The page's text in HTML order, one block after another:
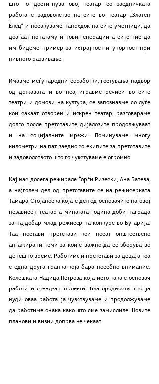
што го достигнува овој театар со заедничката
работа е задоволство на сите во театар „Златен
Елец“ и посакуваме напредок на сите уметници, да
доаѓаат понатаму и нови генерации а сите ние да
им бидеме пример за истрајност и упорност при
нивното развивање.
Имавме меѓународни соработки, гостувања надвор
од државата и во неа, игравме речиси во сите
театри и домови на култура, се запознавме со луѓе
кои сакаат отворен и искрен театар, разговараме
долго после претставите, дијалозите продолжуваат
и на социјалните мрежи. Поминуваме многу
километри на пат заедно со екипите за претставите
и задоволството што го чувстуваме е огромно.
Кај нас досега режирале Ѓорѓи Ризески, Ана Батева,
а најголем дел од претставите се на режисерката
Тамара Стојаноска која е дел од основачите на овој
независен театар а минатата година доби награда
за најдобар млад режисер на конкурс во Бугарија.
Таа постави претстави кои носат општествено
ангажирани теми за кои е важно да се зборува во
денешно време. Работиме и претстави за деца, а тоа
е една друга гранка која бара посебно внимание.
Колешката Надица Петрова која исто така е основач
работи и стенд-ап проекти. Благородноста што ја
нуди оваа работа ја чувствуваме и продолжуваме
да работиме онака како што сме замислиле. Новите
планови и визии допрва не чекаат.